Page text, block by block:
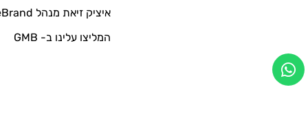
איציק זיאת מנהל eBrand
המליצו עלינו ב- GMB